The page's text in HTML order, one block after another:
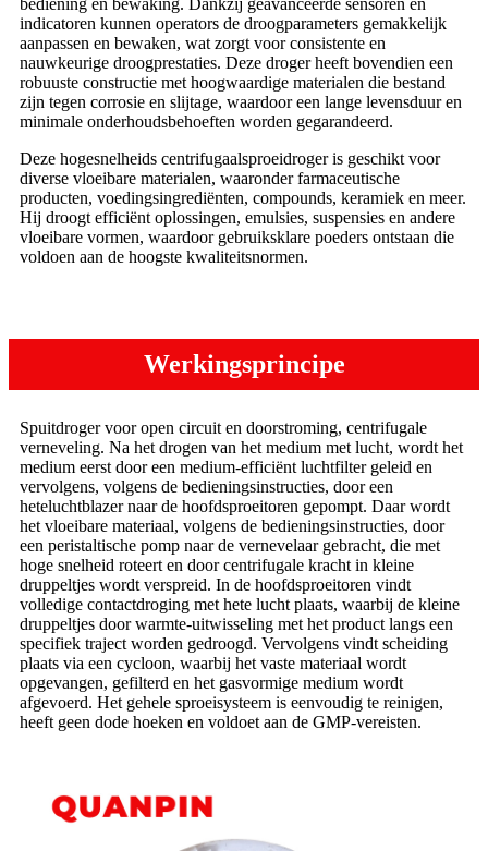
indicatoren kunnen operators de droogparameters gemakkelijk
aanpassen en bewaken, wat zorgt voor consistente en
nauwkeurige droogprestaties. Deze droger heeft bovendien een
robuuste constructie met hoogwaardige materialen die bestand
zijn tegen corrosie en slijtage, waardoor een lange levensduur en
minimale onderhoudsbehoeften worden gegarandeerd.
Deze hogesnelheids centrifugaalsproeidroger is geschikt voor
diverse vloeibare materialen, waaronder farmaceutische
producten, voedingsingrediënten, compounds, keramiek en meer.
Hij droogt efficiënt oplossingen, emulsies, suspensies en andere
vloeibare vormen, waardoor gebruiksklare poeders ontstaan ​​die
voldoen aan de hoogste kwaliteitsnormen.
Werkingsprincipe
Spuitdroger voor open circuit en doorstroming, centrifugale
verneveling. Na het drogen van het medium met lucht, wordt het
medium eerst door een medium-efficiënt luchtfilter geleid en
vervolgens, volgens de bedieningsinstructies, door een
heteluchtblazer naar de hoofdsproeitoren gepompt. Daar wordt
het vloeibare materiaal, volgens de bedieningsinstructies, door
een peristaltische pomp naar de vernevelaar gebracht, die met
hoge snelheid roteert en door centrifugale kracht in kleine
druppeltjes wordt verspreid. In de hoofdsproeitoren vindt
volledige contactdroging met hete lucht plaats, waarbij de kleine
druppeltjes door warmte-uitwisseling met het product langs een
specifiek traject worden gedroogd. Vervolgens vindt scheiding
plaats via een cycloon, waarbij het vaste materiaal wordt
opgevangen, gefilterd en het gasvormige medium wordt
afgevoerd. Het gehele sproeisysteem is eenvoudig te reinigen,
heeft geen dode hoeken en voldoet aan de GMP-vereisten.